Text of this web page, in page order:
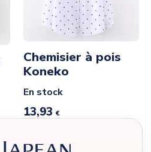
Chemisier à pois
Koneko
En stock
13,93 €